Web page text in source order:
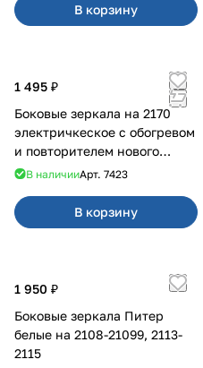
В корзину
1 495 ₽
Боковые зеркала на 2170
электричкеское с обогревом
и повторителем нового
образца
В наличииАрт. 7423
В корзину
1 950 ₽
Боковые зеркала Питер
белые на 2108-21099, 2113-
2115